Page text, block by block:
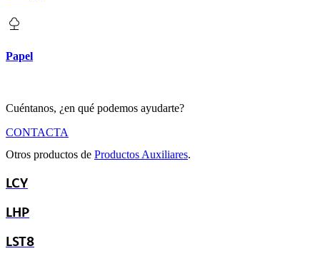
Papel
Cuéntanos, ¿en qué podemos ayudarte?
CONTACTA
Otros productos de Productos Auxiliares.
LCY
LHP
LST8